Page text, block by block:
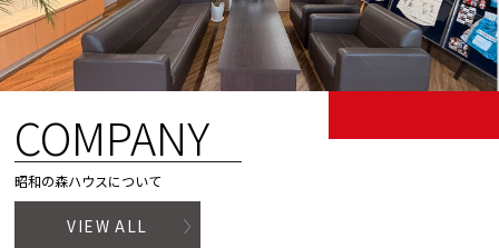
COMPANY
昭和の森ハウスについて
VIEW ALL